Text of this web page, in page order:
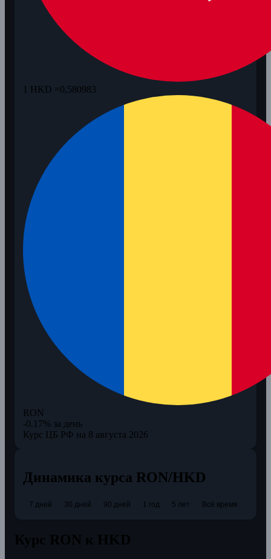
1 HKD =0,580983
RON
-0.17% за день
Курс ЦБ РФ на 8 августа 2026
Динамика курса RON/HKD
7 дней 30 дней 90 дней 1 год 5 лет Всё время